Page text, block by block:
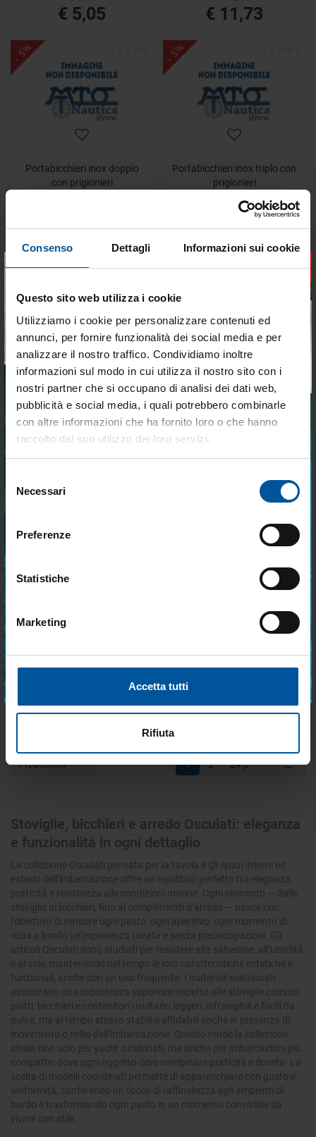
Tieniti aggiornato sulle
migliori occasioni per la tua
barca
vantaggiose e selezionate per chi vive la
×
Consenso Dettagli Informazioni sui cookie
Questo sito web utilizza i cookie
Utilizziamo i cookie per personalizzare contenuti ed
annunci, per fornire funzionalità dei social media e per
analizzare il nostro traffico. Condividiamo inoltre
informazioni sul modo in cui utilizza il nostro sito con i
nostri partner che si occupano di analisi dei dati web,
pubblicità e social media, i quali potrebbero combinarle
con altre informazioni che ha fornito loro o che hanno
raccolto dal suo utilizzo dei loro servizi.
delNecessari
Preferenze
Statistiche
Marketing
Accetta tutti
Rifiuta
€ 5,05 € 11,73
- 5%
Portabicchieri inox doppio
con prigionieri
€ 34,77
€ 33,15
- 5%
Portabicchieri inox triplo con
prigionieri
Disponibile
€ 56,29
€ 53,68
- 7%
Portabicchieri inox triplo con
prigionieri
Non disponibile
€ 64,87
- 5%
Porta bicchieri inox singolo
fissaggio a vite
€ 49,05
- 5%
fissaggio a vite
€ 28,37
fissaggio a vite
€ 37,44
Predefinito 24 p
1 2
Stoviglie, bicchieri e arredo Osculati: eleganza
e funzionalità in ogni dettaglio
La collezione Osculati pensata per la tavola e gli spazi interni ed
esterni dell’imbarcazione offre un equilibrio perfetto tra eleganza,
praticità e resistenza alle condizioni marine. Ogni elemento — dalle
stoviglie ai bicchieri, fino ai complementi d’arredo — nasce con
l’obiettivo di rendere ogni pasto, ogni aperitivo, ogni momento di
relax a bordo un’esperienza curata e senza preoccupazioni. Gli
articoli Osculati sono studiati per resistere alla salsedine, all’umidità
e al sole, mantenendo nel tempo le loro caratteristiche estetiche e
funzionali, anche con un uso frequente. I materiali selezionati
assicurano una robustezza superiore rispetto alle stoviglie comuni:
piatti, bicchieri e contenitori risultano leggeri, infrangibili e facili da
pulire, ma al tempo stesso stabili e affidabili anche in presenza di
movimento o rollio dell’imbarcazione. Questo rende la collezione
ideale non solo per yacht o cabinati, ma anche per imbarcazioni più
compatte, dove ogni oggetto deve combinare praticità e durata. La
scelta di modelli coordinati permette di apparecchiare con gusto e
uniformità, conferendo un tocco di raffinatezza agli ambienti di
bordo e trasformando ogni pasto in un momento conviviale da
vivere con stile.